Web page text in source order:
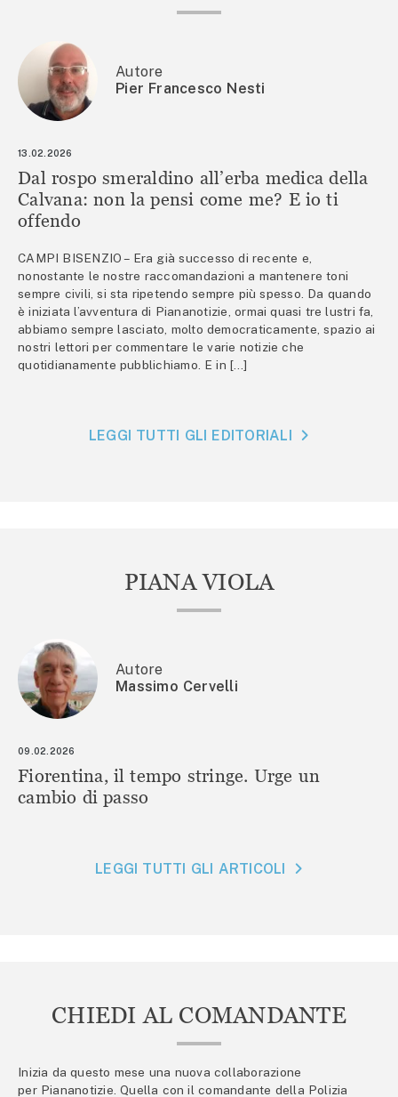
Autore
Pier Francesco Nesti
13.02.2026
Dal rospo smeraldino all’erba medica della
Calvana: non la pensi come me? E io ti
offendo
CAMPI BISENZIO – Era già successo di recente e,
nonostante le nostre raccomandazioni a mantenere toni
sempre civili, si sta ripetendo sempre più spesso. Da quando
è iniziata l’avventura di Piananotizie, ormai quasi tre lustri fa,
abbiamo sempre lasciato, molto democraticamente, spazio ai
nostri lettori per commentare le varie notizie che
quotidianamente pubblichiamo. E in […]
LEGGI TUTTI GLI EDITORIALI
PIANA VIOLA
Autore
Massimo Cervelli
09.02.2026
Fiorentina, il tempo stringe. Urge un
cambio di passo
LEGGI TUTTI GLI ARTICOLI
CHIEDI AL COMANDANTE
Inizia da questo mese una nuova collaborazione
per Piananotizie. Quella con il comandante della Polizia